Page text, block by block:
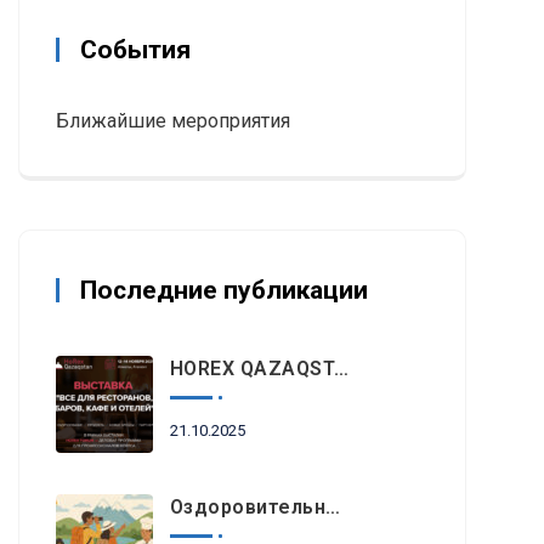
События
Ближайшие мероприятия
Последние публикации
HOREX QAZAQSTAN 2025: Главное Событие Индустрии Гостеприимства И Ресторанного Бизнеса Пройдет Этой Осенью В Алматы
21.10.2025
Оздоровительный Отдых, Знакомство С Природными Достопримечательностями И Гастрономический Туризм Возглавляют Список Туристических Трендов 2025 Года В Регионе EEMEA